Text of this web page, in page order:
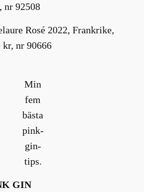
nr 92508
Rosé 2022, Frankrike,
kr, nr 90666
Min
fem
bästa
pink-
gin-
tips.
GIN